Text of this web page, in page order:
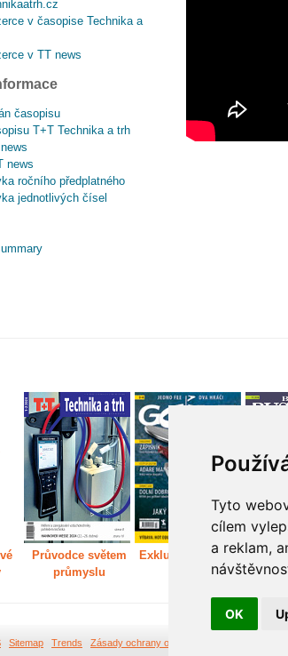
Tyto
cílem
a reklam,
OK
v časopise Technika a
v TT news
časopisu
T+T Technika a trh
news
ročního předplatného
jednotlivých čísel
Průvodce světem
průmyslu
Exkluzivně světem
Sitemap Trends Zásady ochrany osobních údajů